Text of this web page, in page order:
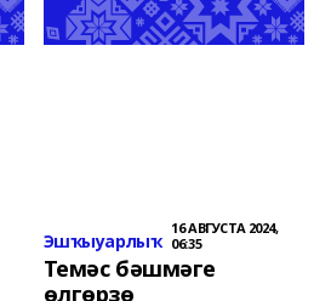
Эшҡыуарлыҡ
16 АВГУСТА 2024,
06:35
Темәс бәшмәге
өлгөрҙө